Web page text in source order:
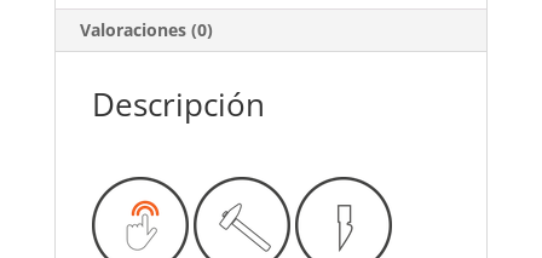
Valoraciones (0)
Descripción